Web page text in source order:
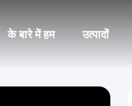
के बारे में हम उत्पादों